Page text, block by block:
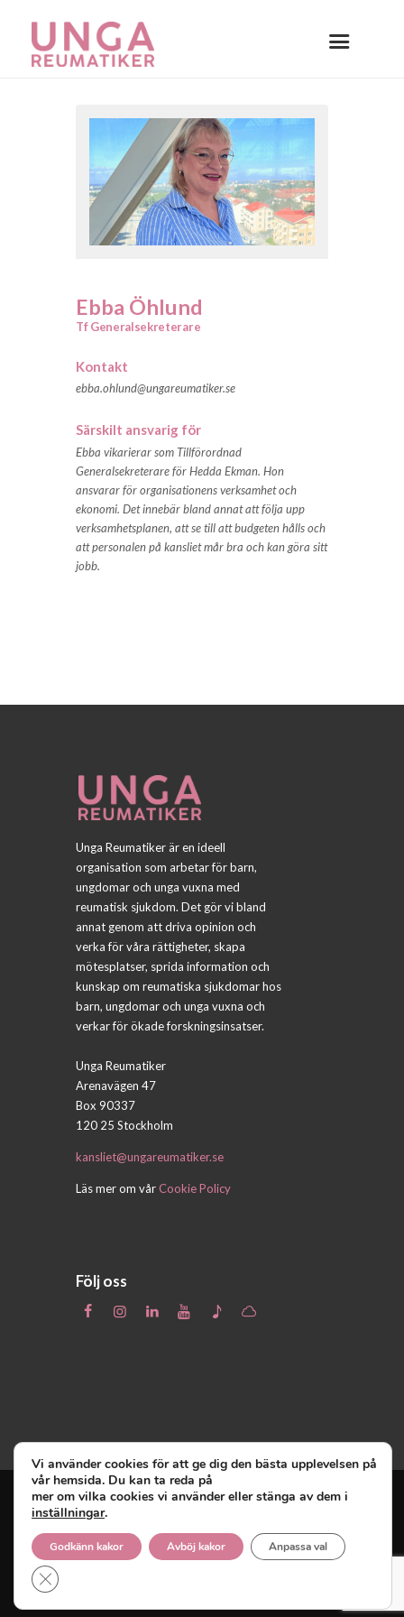
Ebba Öhlund
Tf Generalsekreterare
Kontakt
ebba.ohlund@ungareumatiker.se
Särskilt ansvarig för
Ebba vikarierar som Tillförordnad
Generalsekreterare för Hedda Ekman. Hon
ansvarar för organisationens verksamhet och
ekonomi. Det innebär bland annat att följa upp
verksamhetsplanen, att se till att budgeten hålls och
att personalen på kansliet mår bra och kan göra sitt
jobb.
Unga Reumatiker är en ideell
organisation som arbetar för barn,
ungdomar och unga vuxna med
reumatisk sjukdom. Det gör vi bland
annat genom att driva opinion och
verka för våra rättigheter, skapa
mötesplatser, sprida information och
kunskap om reumatiska sjukdomar hos
barn, ungdomar och unga vuxna och
verkar för ökade forskningsinsatser.
Unga Reumatiker
Arenavägen 47
Box 90337
120 25 Stockholm
kansliet@ungareumatiker.se
Läs mer om vårCookie Policy
Följ oss
innehar upphovsrätten till denna site och
reserverar sig alla rättigheter därtill.
Vi använder cookies för att ge dig den bästa upplevelsen på
vår hemsida. Du kan ta reda på
mer om vilka cookies vi använder eller stänga av dem i
inställningar.
Godkänn kakor Avböj kakor Anpassa val
Close GDPR Cookie Banner